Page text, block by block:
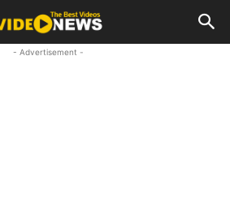
- Advertisement -